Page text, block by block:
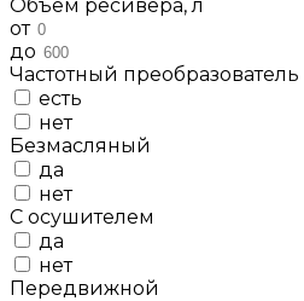
Объём ресивера, л
от
до
Частотный преобразователь
есть
нет
Безмасляный
да
нет
С осушителем
да
нет
Передвижной